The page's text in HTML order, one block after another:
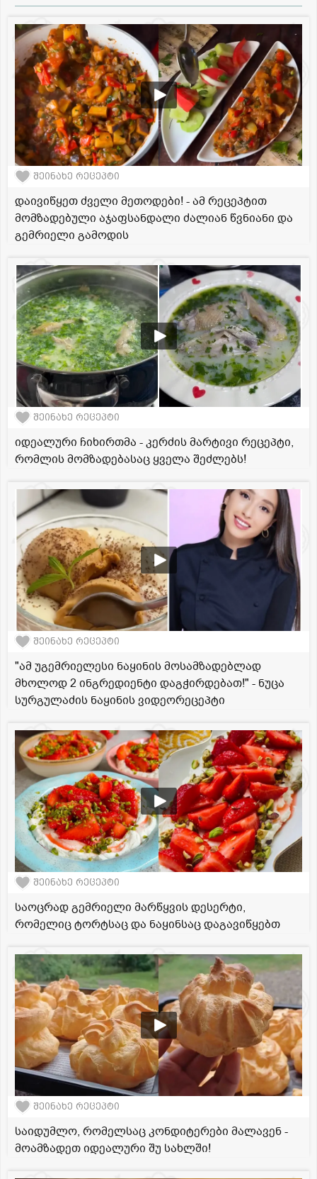
შეინახე რეცეპტი
დაივიწყეთ ძველი მეთოდები! - ამ რეცეპტით
მომზადებული აჯაფსანდალი ძალიან წვნიანი და
გემრიელი გამოდის
შეინახე რეცეპტი
იდეალური ჩიხირთმა - კერძის მარტივი რეცეპტი,
რომლის მომზადებასაც ყველა შეძლებს!
შეინახე რეცეპტი
"ამ უგემრიელესი ნაყინის მოსამზადებლად
მხოლოდ 2 ინგრედიენტი დაგჭირდებათ!" - ნუცა
სურგულაძის ნაყინის ვიდეორეცეპტი
შეინახე რეცეპტი
საოცრად გემრიელი მარწყვის დესერტი,
რომელიც ტორტსაც და ნაყინსაც დაგავიწყებთ
შეინახე რეცეპტი
საიდუმლო, რომელსაც კონდიტერები მალავენ -
მოამზადეთ იდეალური შუ სახლში!